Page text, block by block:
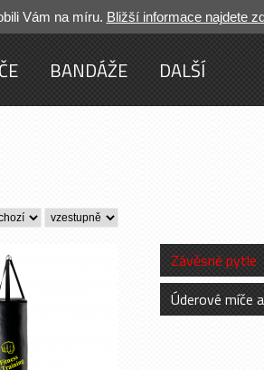
Vám na míru. Bližší informace najdete
BANDÁŽE DALŠÍ
Závěsné pytle
Úderové míče